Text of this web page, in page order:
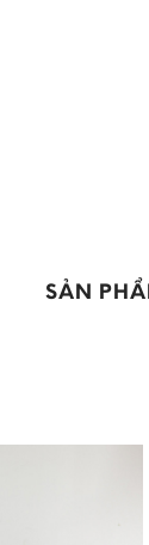
SẢN